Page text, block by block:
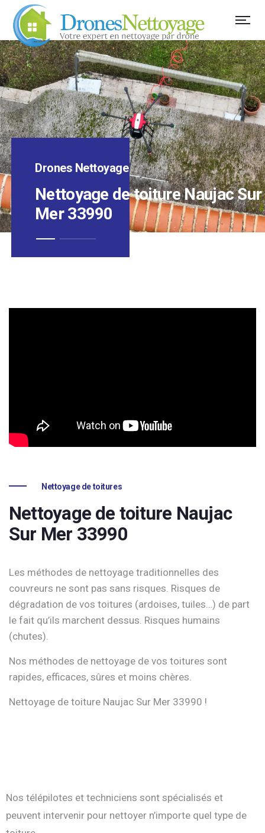
Drones Nettoyage
Nettoyage de toiture Naujac Sur
Mer 33990
Nettoyage de toitures
Nettoyage de toiture Naujac
Sur Mer 33990
Les méthodes de nettoyage traditionnelles des
couvreurs ne sont pas sans risques. Risques de
dégradation de vos toitures (ardoises, tuiles…) de part
le fait qu’ils marchent dessus. Risques humains
(chutes).
Nos méthodes de nettoyage de vos toitures sont
rapides, efficaces, sûres et moins chères.
Nettoyage de toiture Naujac Sur Mer 33990 !
Nos télépilotes et techniciens sont spécialisés et
peuvent intervenir pour nettoyer n’importe quel type de